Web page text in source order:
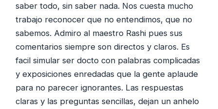
saber todo, sin saber nada. Nos cuesta mucho
trabajo reconocer que no entendimos, que no
sabemos. Admiro al maestro Rashi pues sus
comentarios siempre son directos y claros. Es
facil simular ser docto con palabras complicadas
y exposiciones enredadas que la gente aplaude
para no parecer ignorantes. Las respuestas
claras y las preguntas sencillas, dejan un anhelo